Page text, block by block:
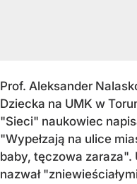
Prof. Aleksander
Dziecka na UMK w
"Sieci" naukowiec
"Wypełzają na ulice
baby, tęczowa
nazwał